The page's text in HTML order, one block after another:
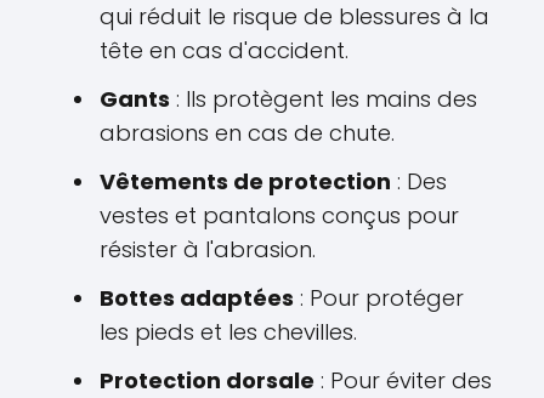
qui réduit le risque de blessures à la
tête en cas d'accident.
Gants : Ils protègent les mains des
abrasions en cas de chute.
Vêtements de protection : Des
vestes et pantalons conçus pour
résister à l'abrasion.
Bottes adaptées : Pour protéger
les pieds et les chevilles.
Protection dorsale : Pour éviter des